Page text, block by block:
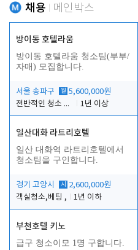
채용 메인박스
방이동 호텔라움
방이동 호텔라움 청소팀(부부/
자매) 모집합니다.
서울 송파구 월 5,600,000원
전반적인 청소 업무(객실청소.객실정리)
1년 이상
일산대화 라트리호텔
일산 대화역 라트리호텔에서
청소팀을 구인합니다.
경기 고양시 시
2,600,000원
객실청소,베팅 ,
1년 이하
부천호텔 키노
급구 청소이모 1명 구합니다.